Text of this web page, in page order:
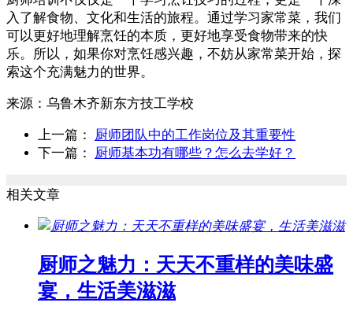
入了解食物、文化和生活的旅程。通过学习家常菜，我们
可以更好地理解烹饪的本质，更好地享受食物带来的快
乐。所以，如果你对烹饪感兴趣，不妨从家常菜开始，探
索这个充满魅力的世界。
来源： 乌鲁木齐新东方技工学校
上一篇：
厨师团队中的工作岗位及其重要性
下一篇：
厨师基本功有哪些？怎么去学好？
相关文章
厨师之魅力：天天不重样的美味盛
宴，生活美滋滋